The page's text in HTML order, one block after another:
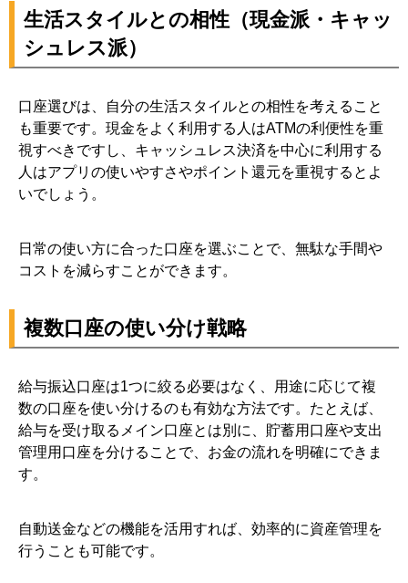
生活スタイルとの相性（現金派・キャッ
シュレス派）
口座選びは、自分の生活スタイルとの相性を考えること
も重要です。現金をよく利用する人はATMの利便性を重
視すべきですし、キャッシュレス決済を中心に利用する
人はアプリの使いやすさやポイント還元を重視するとよ
いでしょう。
日常の使い方に合った口座を選ぶことで、無駄な手間や
コストを減らすことができます。
複数口座の使い分け戦略
給与振込口座は1つに絞る必要はなく、用途に応じて複
数の口座を使い分けるのも有効な方法です。たとえば、
給与を受け取るメイン口座とは別に、貯蓄用口座や支出
管理用口座を分けることで、お金の流れを明確にできま
す。
自動送金などの機能を活用すれば、効率的に資産管理を
行うことも可能です。